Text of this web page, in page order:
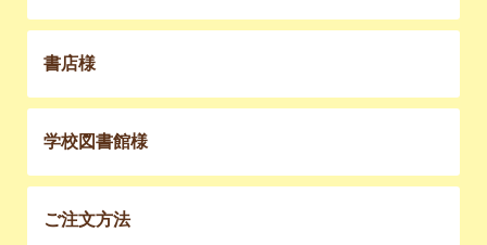
書店様
学校図書館様
ご注文方法